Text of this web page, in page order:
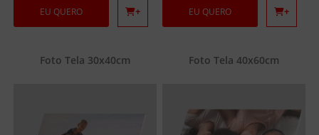
EU QUERO + EU QUERO +
Foto Tela 30x40cm Foto Tela 40x60cm